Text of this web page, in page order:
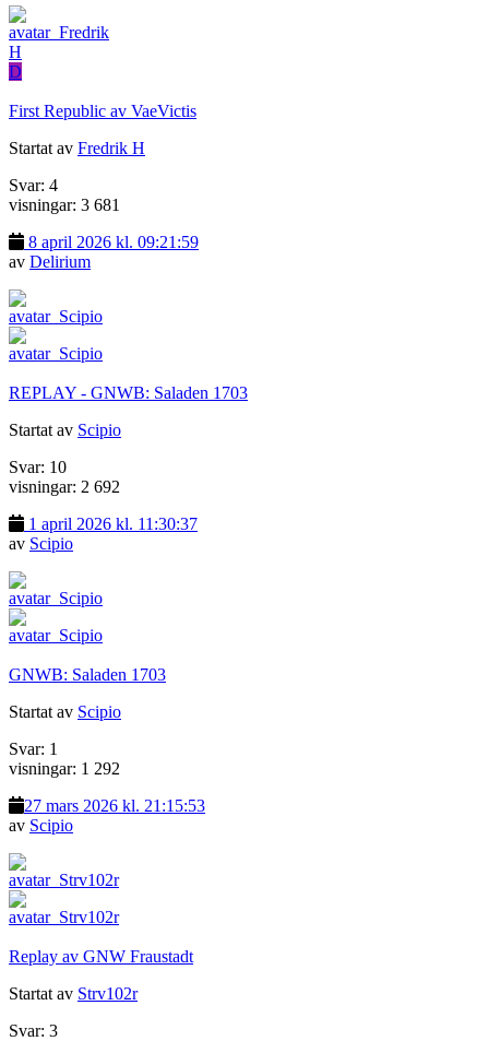
D
First Republic av VaeVictis
Startat av Fredrik H
Svar: 4
visningar: 3 681
8 april 2026 kl. 09:21:59
av Delirium
REPLAY - GNWB: Saladen 1703
Startat av Scipio
Svar: 10
visningar: 2 692
1 april 2026 kl. 11:30:37
av Scipio
GNWB: Saladen 1703
Startat av Scipio
Svar: 1
visningar: 1 292
27 mars 2026 kl. 21:15:53
av Scipio
Replay av GNW Fraustadt
Startat av Strv102r
Svar: 3